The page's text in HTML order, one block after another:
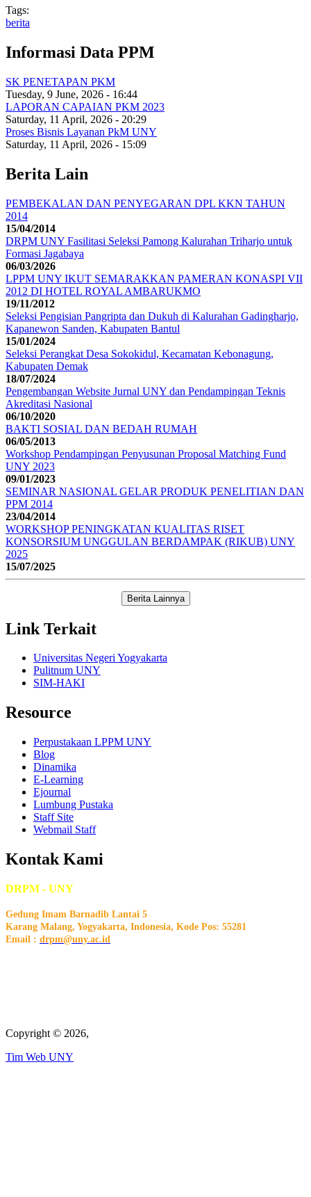
Tags:
berita
Informasi Data PPM
SK PENETAPAN PKM
Tuesday, 9 June, 2026 - 16:44
LAPORAN CAPAIAN PKM 2023
Saturday, 11 April, 2026 - 20:29
Proses Bisnis Layanan PkM UNY
Saturday, 11 April, 2026 - 15:09
Berita Lain
PEMBEKALAN DAN PENYEGARAN DPL KKN TAHUN
2014
15/04/2014
DRPM UNY Fasilitasi Seleksi Pamong Kalurahan Triharjo untuk
Formasi Jagabaya
06/03/2026
LPPM UNY IKUT SEMARAKKAN PAMERAN KONASPI VII
2012 DI HOTEL ROYAL AMBARUKMO
19/11/2012
Seleksi Pengisian Pangripta dan Dukuh di Kalurahan Gadingharjo,
Kapanewon Sanden, Kabupaten Bantul
15/01/2024
Seleksi Perangkat Desa Sokokidul, Kecamatan Kebonagung,
Kabupaten Demak
18/07/2024
Pengembangan Website Jurnal UNY dan Pendampingan Teknis
Akreditasi Nasional
06/10/2020
BAKTI SOSIAL DAN BEDAH RUMAH
06/05/2013
Workshop Pendampingan Penyusunan Proposal Matching Fund
UNY 2023
09/01/2023
SEMINAR NASIONAL GELAR PRODUK PENELITIAN DAN
PPM 2014
23/04/2014
WORKSHOP PENINGKATAN KUALITAS RISET
KONSORSIUM UNGGULAN BERDAMPAK (RIKUB) UNY
2025
15/07/2025
Link Terkait
Universitas Negeri Yogyakarta
Pulitnum UNY
SIM-HAKI
Resource
Perpustakaan LPPM UNY
Blog
Dinamika
E-Learning
Ejournal
Lumbung Pustaka
Staff Site
Webmail Staff
Kontak Kami
DRPM - UNY
Gedung Imam Barnadib Lantai 5
Karang Malang, Yogyakarta, Indonesia, Kode Pos: 55281
Email : drpm@uny.ac.id
Copyright © 2026,
Tim Web UNY